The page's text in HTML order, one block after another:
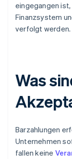
eingegangen
Finanzsystem
verfolgt werden.
Was
Barzahlungen
Unternehmen
fallen keine